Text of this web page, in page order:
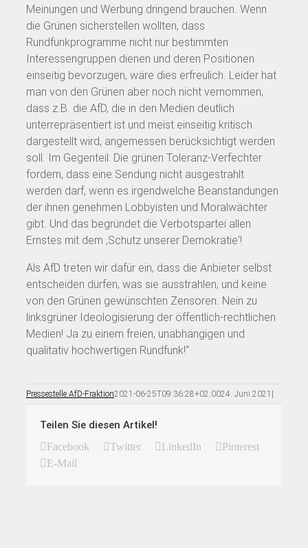
Meinungen und Werbung dringend brauchen. Wenn
die Grünen sicherstellen wollten, dass
Rundfunkprogramme nicht nur bestimmten
Interessengruppen dienen und deren Positionen
einseitig bevorzugen, wäre dies erfreulich. Leider hat
man von den Grünen aber noch nicht vernommen,
dass z.B. die AfD, die in den Medien deutlich
unterrepräsentiert ist und meist einseitig kritisch
dargestellt wird, angemessen berücksichtigt werden
soll. Im Gegenteil: Die grünen Toleranz-Verfechter
fordern, dass eine Sendung nicht ausgestrahlt
werden darf, wenn es irgendwelche Beanstandungen
der ihnen genehmen Lobbyisten und Moralwächter
gibt. Und das begründet die Verbotspartei allen
Ernstes mit dem ‚Schutz unserer Demokratie‘!
Als AfD treten wir dafür ein, dass die Anbieter selbst
entscheiden dürfen, was sie ausstrahlen, und keine
von den Grünen gewünschten Zensoren. Nein zu
linksgrüner Ideologisierung der öffentlich-rechtlichen
Medien! Ja zu einem freien, unabhängigen und
qualitativ hochwertigen Rundfunk!“
Pressestelle AfD-Fraktion2021-06-25T09:36:28+02:0024. Juni 2021 |
Teilen Sie diesen Artikel!
Facebook Twitter LinkedIn
Pinterest
E-Mail